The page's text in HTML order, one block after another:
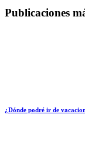
Publicaciones
¿Dónde podré ir de